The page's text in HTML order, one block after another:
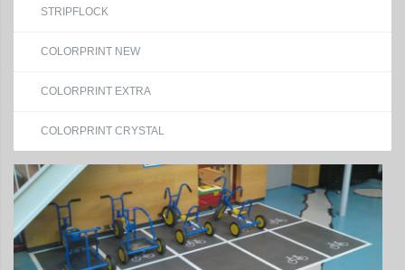
STRIPFLOCK
COLORPRINT NEW
COLORPRINT EXTRA
COLORPRINT CRYSTAL